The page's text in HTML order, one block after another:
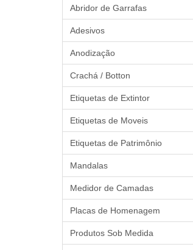
Abridor de Garrafas
Adesivos
Anodização
Crachá / Botton
Etiquetas de Extintor
Etiquetas de Moveis
Etiquetas de Patrimônio
Mandalas
Medidor de Camadas
Placas de Homenagem
Produtos Sob Medida